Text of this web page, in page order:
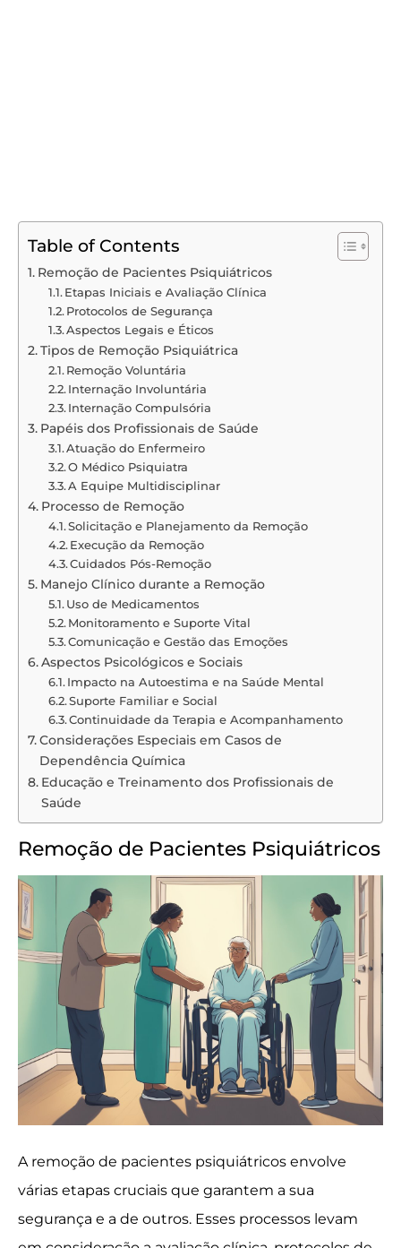
Table of Contents
Remoção de Pacientes Psiquiátricos
Etapas Iniciais e Avaliação Clínica
Protocolos de Segurança
Aspectos Legais e Éticos
Tipos de Remoção Psiquiátrica
Remoção Voluntária
Internação Involuntária
Internação Compulsória
Papéis dos Profissionais de Saúde
Atuação do Enfermeiro
O Médico Psiquiatra
A Equipe Multidisciplinar
Processo de Remoção
Solicitação e Planejamento da Remoção
Execução da Remoção
Cuidados Pós-Remoção
Manejo Clínico durante a Remoção
Uso de Medicamentos
Monitoramento e Suporte Vital
Comunicação e Gestão das Emoções
Aspectos Psicológicos e Sociais
Impacto na Autoestima e na Saúde Mental
Suporte Familiar e Social
Continuidade da Terapia e Acompanhamento
Considerações Especiais em Casos de
Dependência Química
Educação e Treinamento dos Profissionais de
Saúde
Remoção de Pacientes Psiquiátricos
A remoção de pacientes psiquiátricos envolve
várias etapas cruciais que garantem a sua
segurança e a de outros. Esses processos levam